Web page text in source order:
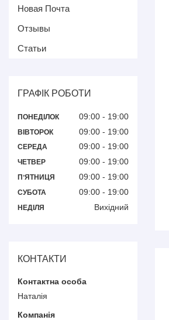
Новая Почта
Отзывы
Статьи
ГРАФІК РОБОТИ
ПОНЕДІЛОК 09:00 19:00
ВІВТОРОК 09:00 19:00
СЕРЕДА 09:00 19:00
ЧЕТВЕР 09:00 19:00
ПʼЯТНИЦЯ 09:00 19:00
СУБОТА 09:00 19:00
НЕДІЛЯ Вихідний
КОНТАКТИ
Наталія